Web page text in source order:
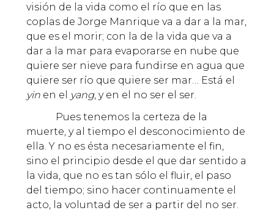
visión de la vida como el río que en las
coplas de Jorge Manrique va a dar a la mar,
que es el morir; con la de la vida que va a
dar a la mar para evaporarse en nube que
quiere ser nieve para fundirse en agua que
quiere ser río que quiere ser mar… Está el
yinen el yang, y en el no ser el ser.
Pues tenemos la certeza de la
muerte, y al tiempo el desconocimiento de
ella. Y no es ésta necesariamente el fin,
sino el principio desde el que dar sentido a
la vida, que no es tan sólo el fluir, el paso
del tiempo; sino hacer continuamente el
acto, la voluntad de ser a partir del no ser.